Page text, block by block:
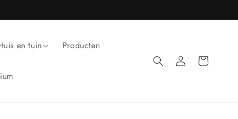
en tuin Producten
InloggenWinkelwagen